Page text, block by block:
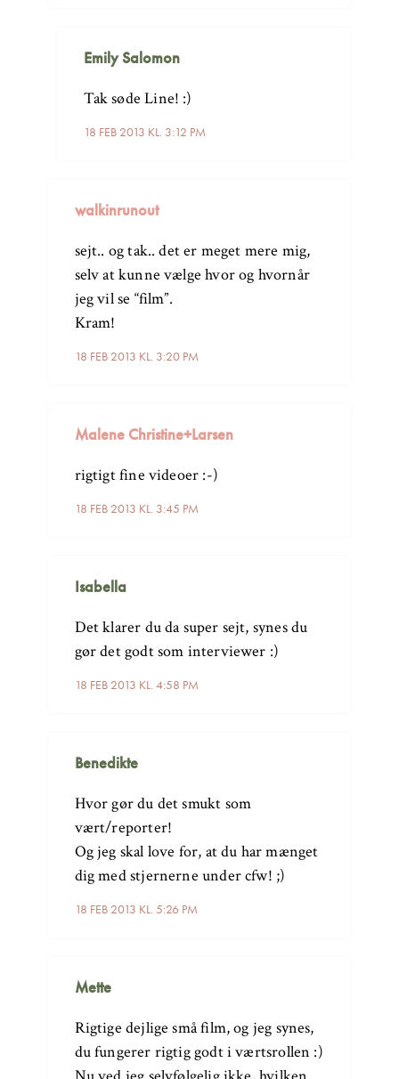
Emily Salomon
18 FEB 2013 KL. 3:12 PM
Tak søde Line! :)
walkinrunout
18 FEB 2013 KL. 3:20 PM
sejt.. og tak.. det er meget mere mig,
selv at kunne vælge hvor og hvornår
jeg vil se “film”.
Kram!
Malene Christine+Larsen
18 FEB 2013 KL. 3:45 PM
rigtigt fine videoer :-)
Isabella
18 FEB 2013 KL. 4:58 PM
Det klarer du da super sejt, synes du
gør det godt som interviewer :)
Benedikte
18 FEB 2013 KL. 5:26 PM
Hvor gør du det smukt som
vært/reporter!
Og jeg skal love for, at du har mænget
dig med stjernerne under cfw! ;)
Mette
Rigtige dejlige små film, og jeg synes,
du fungerer rigtig godt i værtsrollen :)